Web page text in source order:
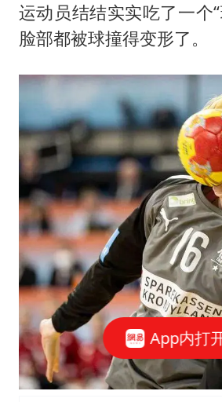
运动员结结实实吃了一个“
脸部都被球撞得变形了。
App内打